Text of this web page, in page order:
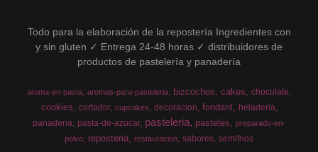
Todo para la elaboración de la repostería Ingredientes con
y sin gluten ✓ Entrega 24-48 horas ✓ distribuidores de
productos de pastelería y panadería
aroma-en-pasta aromas-para-pasteleria bizcochos cakes chocolate
cookies cortador cupcakes decoracion fondant
heladeria
panaderia pasta-de-azucar pasteleria pasteles
preparado-en-
polvo
reposteria restauracion sabores semifrios